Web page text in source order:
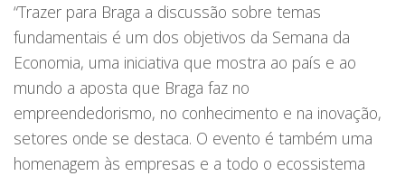
“Trazer para Braga a discussão sobre temas
fundamentais é um dos objetivos da Semana da
Economia, uma iniciativa que mostra ao país e ao
mundo a aposta que Braga faz no
empreendedorismo, no conhecimento e na inovação,
setores onde se destaca. O evento é também uma
homenagem às empresas e a todo o ecossistema